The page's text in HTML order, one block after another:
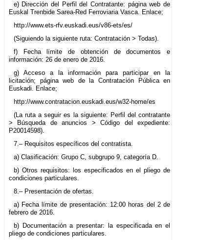
e) Dirección del Perfil del Contratante: página web de
Euskal Trenbide Sarea-Red Ferroviaria Vasca. Enlace;
http://www.ets-rfv.euskadi.eus/v86-ets/es/
(Siguiendo la siguiente ruta: Contratación > Todas).
f) Fecha límite de obtención de documentos e
información: 26 de enero de 2016.
g) Acceso a la información para participar en la
licitación; página web de la Contratación Pública en
Euskadi. Enlace;
http://www.contratacion.euskadi.eus/w32-home/es
(La ruta a seguir es la siguiente: Perfil del contratante
> Búsqueda de anuncios > Código del expediente:
P20014598).
7.– Requisitos específicos del contratista.
a) Clasificación: Grupo C, subgrupo 9, categoría D.
b) Otros requisitos: los especificados en el pliego de
condiciones particulares.
8.– Presentación de ofertas.
a) Fecha límite de presentación: 12:00 horas del 2 de
febrero de 2016.
b) Documentación a presentar: la especificada en el
pliego de condiciones particulares.